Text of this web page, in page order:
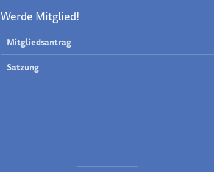
Werde Mitglied!
Mitgliedsantrag
Satzung